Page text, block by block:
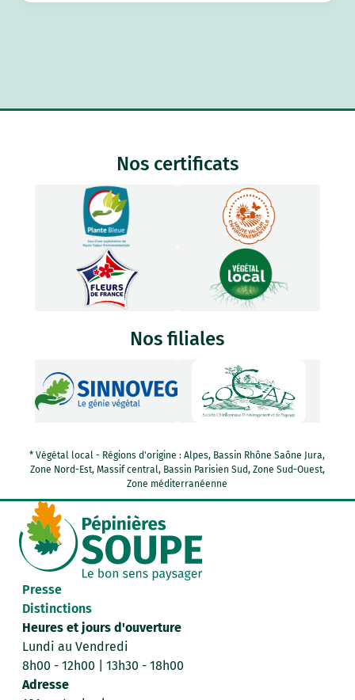
Nos certificats
Nos filiales
* Végétal local - Régions d'origine : Alpes, Bassin Rhône Saône Jura,
Zone Nord-Est, Massif central, Bassin Parisien Sud, Zone Sud-Ouest,
Zone méditerranéenne
Presse
Distinctions
Heures et jours d'ouverture
Lundi au Vendredi
8h00 - 12h00 | 13h30 - 18h00
Adresse